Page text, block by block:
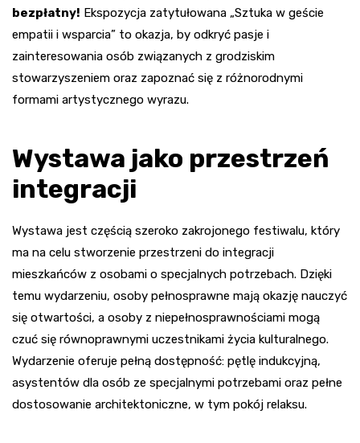
bezpłatny! Ekspozycja zatytułowana „Sztuka w geście
empatii i wsparcia” to okazja, by odkryć pasje i
zainteresowania osób związanych z grodziskim
stowarzyszeniem oraz zapoznać się z różnorodnymi
formami artystycznego wyrazu.
Wystawa jako przestrzeń
integracji
Wystawa jest częścią szeroko zakrojonego festiwalu, który
ma na celu stworzenie przestrzeni do integracji
mieszkańców z osobami o specjalnych potrzebach. Dzięki
temu wydarzeniu, osoby pełnosprawne mają okazję nauczyć
się otwartości, a osoby z niepełnosprawnościami mogą
czuć się równoprawnymi uczestnikami życia kulturalnego.
Wydarzenie oferuje pełną dostępność: pętlę indukcyjną,
asystentów dla osób ze specjalnymi potrzebami oraz pełne
dostosowanie architektoniczne, w tym pokój relaksu.